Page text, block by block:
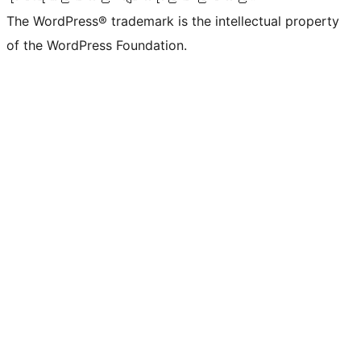
The WordPress® trademark is the intellectual property
of the WordPress Foundation.